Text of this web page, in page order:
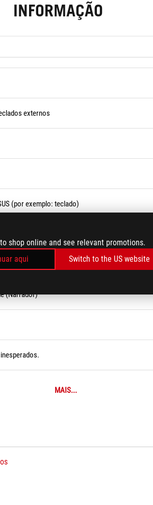
shop online and see relevant promotions.
aqui
Switch to the US website
INFORMAÇÃO
externos
(por exemplo: teclado)
(Narrador)
MAIS...